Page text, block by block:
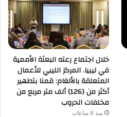
خلال اجتماع رعته البعثة الأممية
في ليبيا. المركز الليبي للأعمال
المتعلقة بالألغام: قمنا بتطهير
أكثر من (126) ألف متر مربع من
مخلفات الحروب
منذ 9 ساعات